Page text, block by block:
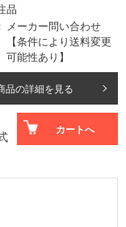
品
メーカー問い合わせ
【条件により送料変更
可能性あり】
品の詳細を見る
カートへ